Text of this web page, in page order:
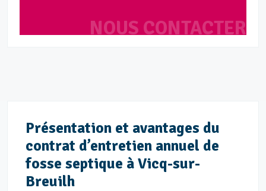
NOUS CONTACTER
Présentation et avantages du
contrat d’entretien annuel de
fosse septique à Vicq-sur-
Breuilh